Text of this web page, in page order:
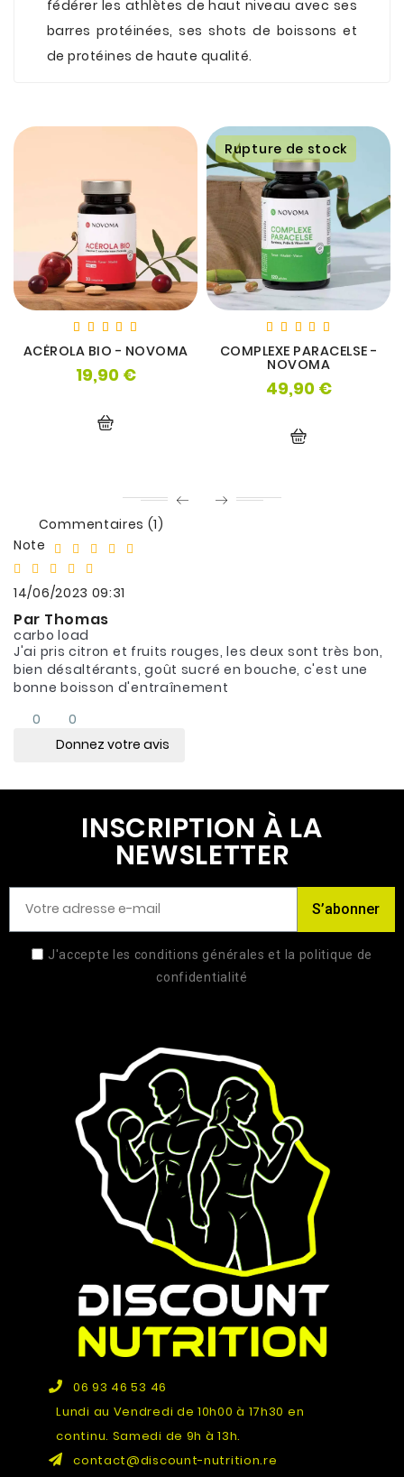
fédérer les athlètes de haut niveau avec ses
barres protéinées, ses shots de boissons et
de protéines de haute qualité.
ACÉROLA BIO - NOVOMA
19,90 €Prix
Rupture de stock
COMPLEXE PARACELSE -
NOVOMA
49,90 €Prix
Commentaires (1)
Note
14/06/2023 09:31
Par Thomas
carbo load
J'ai pris citron et fruits rouges, les deux sont très bon,
bien désaltérants, goût sucré en bouche, c'est une
bonne boisson d'entraînement
0
0
Donnez votre avis
INSCRIPTION À LA
NEWSLETTER
S’abonner
J'accepte les conditions générales et la politique de
confidentialité
06 93 46 53 46
Lundi au Vendredi de 10h00 à 17h30 en
continu. Samedi de 9h à 13h.
contact@discount-nutrition.re